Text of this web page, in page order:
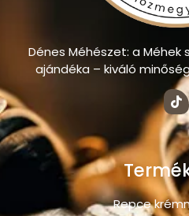
Dénes Méhészet: a
ajándéka – kiváló
Repce